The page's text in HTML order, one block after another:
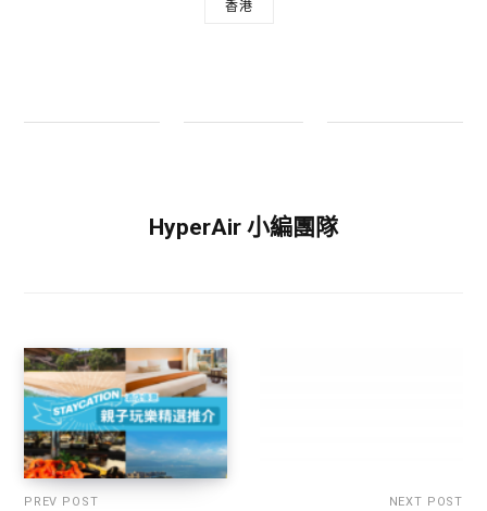
香港
HyperAir 小編團隊
PREV POST NEXT POST